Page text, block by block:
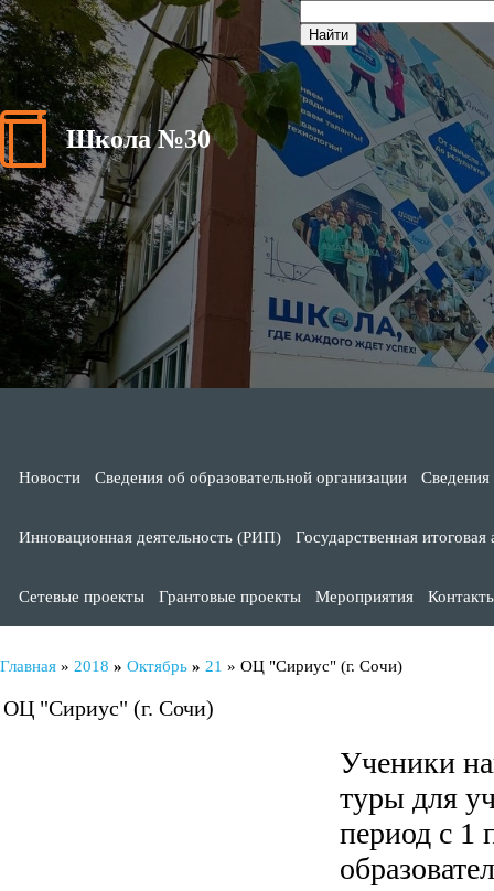
Школа №30
Новости Сведения об образовательной организации Сведения
Инновационная деятельность (РИП) Государственная итоговая
Сетевые проекты Грантовые проекты Мероприятия
Главная » 2018 » Октябрь » 21 » ОЦ "Сириус" (г. Сочи)
ОЦ "Сириус" (г. Сочи)
Ученики
туры для
период с 1